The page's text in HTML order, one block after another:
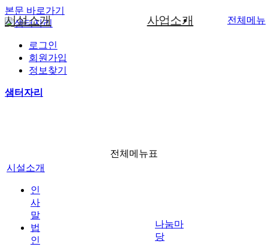
본문 바로가기
로그인
회원가입
정보찾기
샘터자리
시설소개
인사말
법인소개
기관 현황 및 연혁
사업소개 전체메뉴
전체메뉴표
시설소개
인
사
말
법
인
나눔마
당